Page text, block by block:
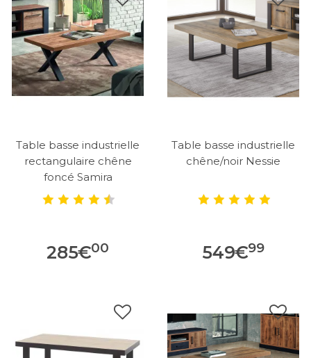
Table basse industrielle
rectangulaire chêne
foncé Samira
285€00
Table basse industrielle
chêne/noir Nessie
549€99